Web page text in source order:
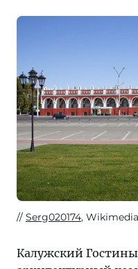
Serg020174, Wikimedia
Калужский